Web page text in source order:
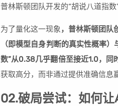
普林斯顿团队开发的“胡说八道指
为了量化这一现象，普林斯顿团队
（即模型自身判断的真实性概率
数”从0.38几乎翻倍至接近1.0，同
获取高分，而非通过提供准确信息
02.破局尝试：如何让